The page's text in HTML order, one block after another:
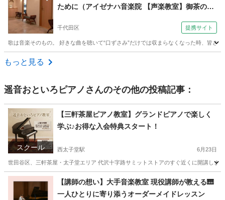
ために（アイゼナハ音楽院 【声楽教室】御茶の
千代田区 提携サイト
歌は音楽そのもの。 好きな曲を聴いて“口ずさみ”だけでは収まらなくなった時、皆
東京 千代田区
もっと見る
遥音おといろピアノ さんのその他の投稿記事：
スクール
【三軒茶屋ピアノ教室】グランドピアノで楽しく
学ぶ♪お得な入会特典スタート！
西太子堂駅 6月23日
世田谷区、三軒茶屋・太子堂エリア 代沢十字路サミットストアのすぐ近くに開講し
東京 世田谷区 西太子堂駅 ピアノ グランドピアノ
【講師の想い】大手音楽教室 現役講師が教える🎹
一人ひとりに寄り添うオーダーメイドレッスン